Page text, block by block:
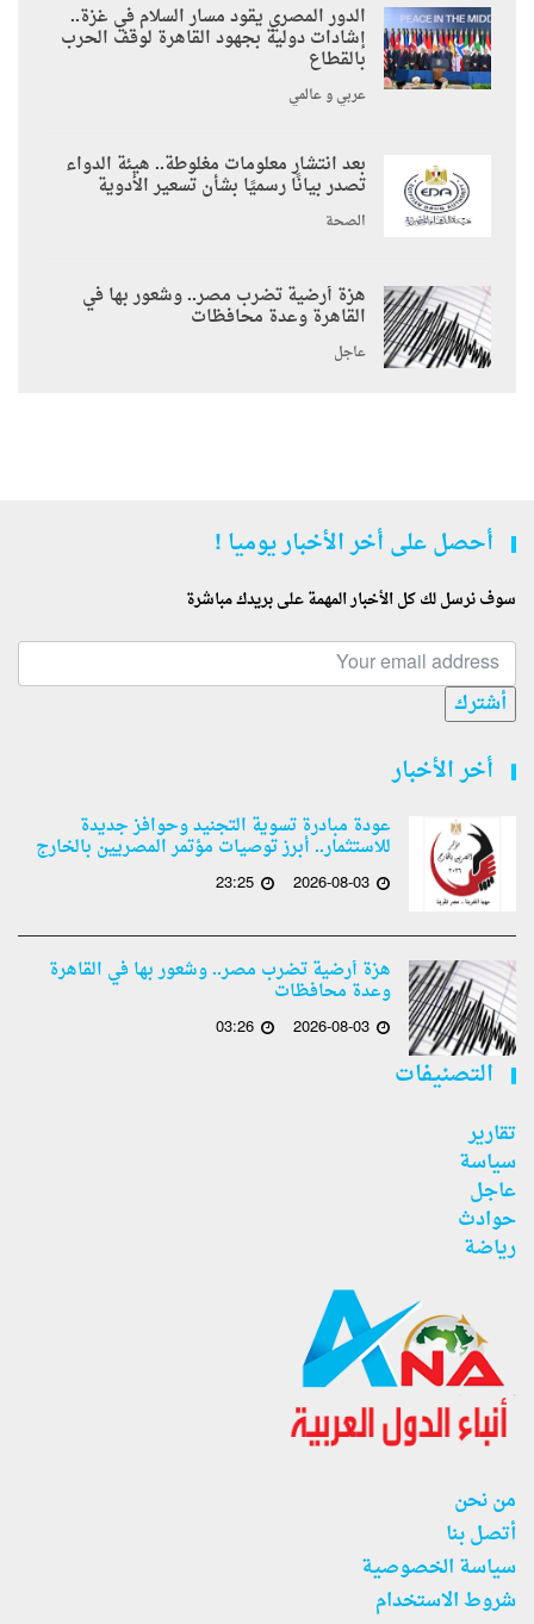
الدور المصري يقود مسار السلام في غزة..
إشادات دولية بجهود القاهرة لوقف الحرب
بالقطاع
عربي و عالمي
بعد انتشار معلومات مغلوطة.. هيئة الدواء
تصدر بيانًا رسميًا بشأن تسعير الأدوية
الصحة
هزة أرضية تضرب مصر.. وشعور بها في
القاهرة وعدة محافظات
عاجل
أحصل على أخر الأخبار يوميا !
سوف نرسل لك كل الأخبار المهمة على بريدك مباشرة
أشترك
أخر الأخبار
عودة مبادرة تسوية التجنيد وحوافز جديدة
للاستثمار.. أبرز توصيات مؤتمر المصريين بالخارج
2026-08-03
23:25
هزة أرضية تضرب مصر.. وشعور بها في القاهرة
وعدة محافظات
2026-08-03
03:26
التصنيفات
تقارير
سياسة
عاجل
حوادث
رياضة
من نحن
أتصل بنا
سياسة الخصوصية
شروط الاستخدام